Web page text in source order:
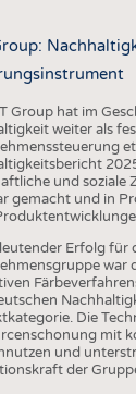
Group hat im
weiter als
und soziale
gemacht und in
Erfolg für
war
Die
mit
und
der